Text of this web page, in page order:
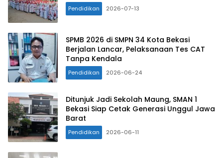
Pendidikan 2026-07-13
SPMB 2026 di SMPN 34 Kota Bekasi
Berjalan Lancar, Pelaksanaan Tes CAT
Tanpa Kendala
Pendidikan 2026-06-24
Ditunjuk Jadi Sekolah Maung, SMAN 1
Bekasi Siap Cetak Generasi Unggul Jawa
Barat
Pendidikan 2026-06-11